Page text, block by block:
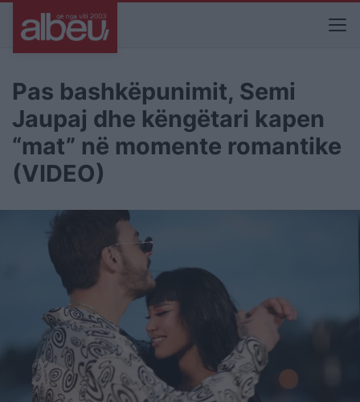
Pas bashkëpunimit, Semi
Jaupaj dhe këngëtari kapen
“mat” në momente romantike
(VIDEO)